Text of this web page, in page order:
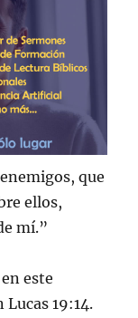
que
ellos,
mí.”
este
19:14.